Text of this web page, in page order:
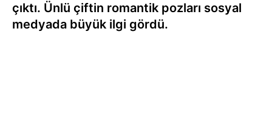
çıktı. Ünlü çiftin romantik pozları sosyal
medyada büyük ilgi gördü.